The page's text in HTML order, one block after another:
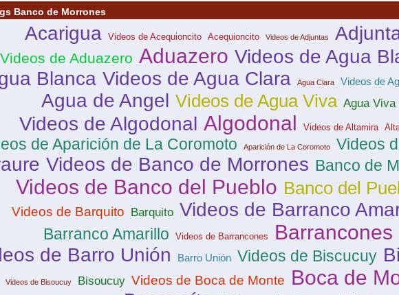
Banco de Morrones
Acarigua Videos de Acequioncito Acequioncito Videos de Adjuntas
Videos de Aduazero Aduazero Videos de Agua
Blanca Videos de Agua Clara Agua Clara Videos de
Agua de Angel Videos de Agua Viva Agua Viva
Videos de Algodonal Algodonal Videos de Altamira
de Aparición de La Coromoto Aparición de La Coromoto Videos
Videos de Banco de Morrones Banco de
Videos de Banco del Pueblo Banco del
Videos de Barquito Barquito Videos de Barranco
Barranco Amarillo Videos de Barrancones Barrancones
de Barro Unión Barro Unión Videos de Biscucuy
Videos de Bisoucuy Bisoucuy Videos de Boca de Monte Boca de